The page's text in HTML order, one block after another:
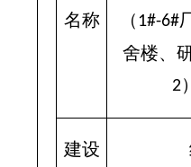
名称
（ 1#-6#
舍楼、
2
建设